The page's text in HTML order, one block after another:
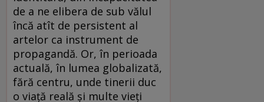
de a ne elibera de sub vălul
încă atît de persistent al
artelor ca instrument de
propagandă. Or, în perioada
actuală, în lumea globalizată,
fără centru, unde tinerii duc
o viaţă reală şi multe vieţi